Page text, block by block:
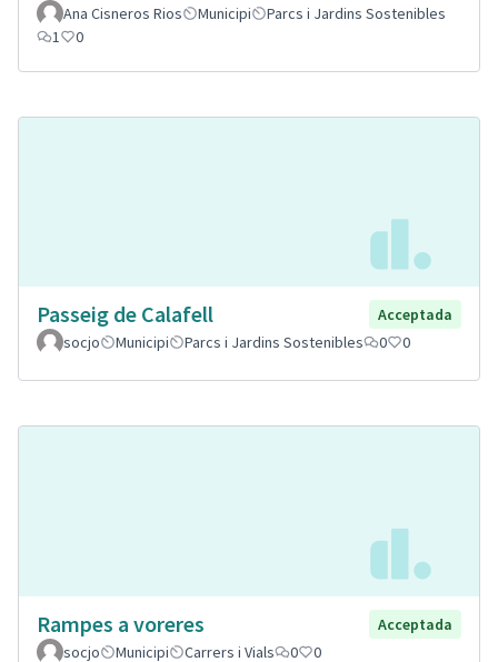
Ana Cisneros Rios
Municipi
Parcs i Jardins Sostenibles
1
0
Passeig de Calafell
Acceptada
socjo
Municipi Parcs i Jardins Sostenibles 0 0
Rampes a voreres
Acceptada
socjo
Municipi Carrers i Vials 0 0